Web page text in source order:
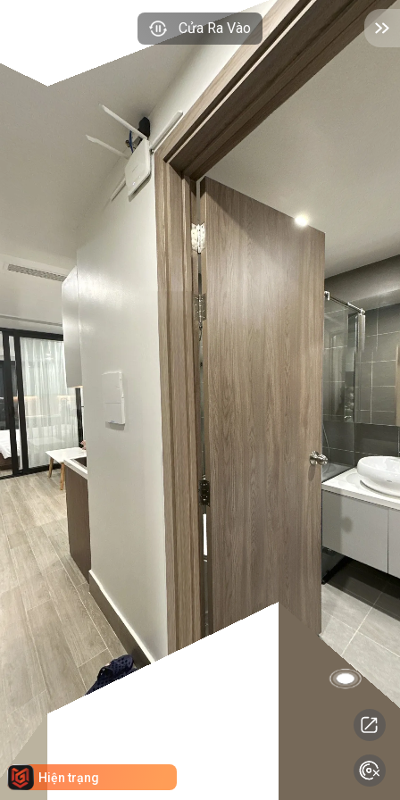
Cửa Ra Vào
Hiện trạng